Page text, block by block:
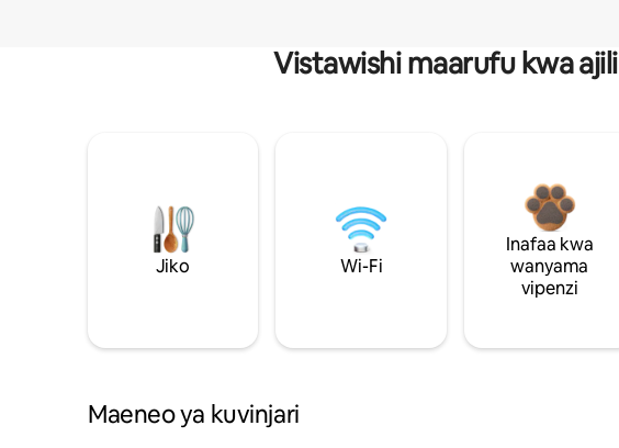
Vistawishi maarufu kwa
Jiko Wi-Fi
Inafaa kwa
wanyama
vipenzi
Maeneo ya kuvinjari